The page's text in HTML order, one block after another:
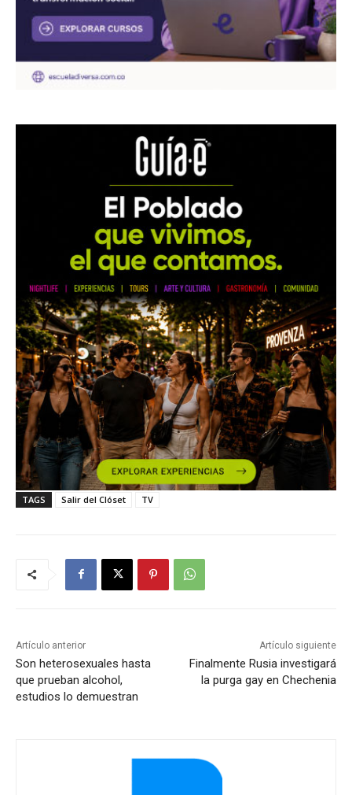
TAGS Salir del Clóset TV
Artículo anterior
Son heterosexuales hasta
que prueban alcohol,
estudios lo demuestran
Artículo siguiente
Finalmente Rusia investigará
la purga gay en Chechenia